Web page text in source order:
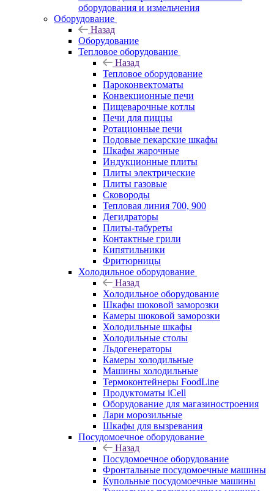
оборудования и измельчения
Оборудование
Назад
Оборудование
Тепловое оборудование
Назад
Тепловое оборудование
Пароконвектоматы
Конвекционные печи
Пищеварочные котлы
Печи для пиццы
Ротационные печи
Подовые пекарские шкафы
Шкафы жарочные
Индукционные плиты
Плиты электрические
Плиты газовые
Сковороды
Тепловая линия 700, 900
Дегидраторы
Плиты-табуреты
Контактные грили
Кипятильники
Фритюрницы
Холодильное оборудование
Назад
Холодильное оборудование
Шкафы шоковой заморозки
Камеры шоковой заморозки
Холодильные шкафы
Холодильные столы
Льдогенераторы
Камеры холодильные
Машины холодильные
Термоконтейнеры FoodLine
Продуктоматы iCell
Оборудование для магазиностроения
Лари морозильные
Шкафы для вызревания
Посудомоечное оборудование
Назад
Посудомоечное оборудование
Фронтальные посудомоечные машины
Купольные посудомоечные машины